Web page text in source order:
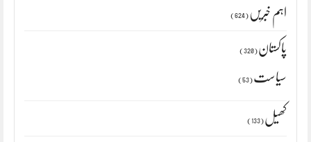
اہم خبریں (624)
پاکستان (320)
سیاست (53)
کھیل (133)